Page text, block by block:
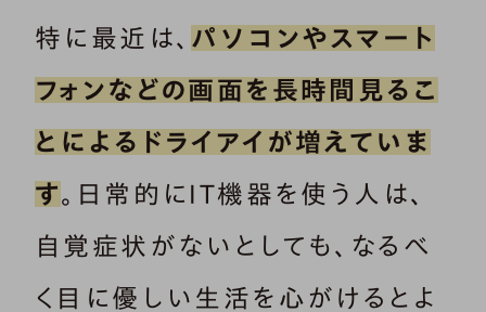
特に最近は、 パソコンやスマート
フォンなどの画面を長時間見るこ
とによるドライアイが増えていま
す。日常的にIT機器を使う人は、
自覚症状がないとしても、なるべ
く目に優しい生活を心がけるとよ